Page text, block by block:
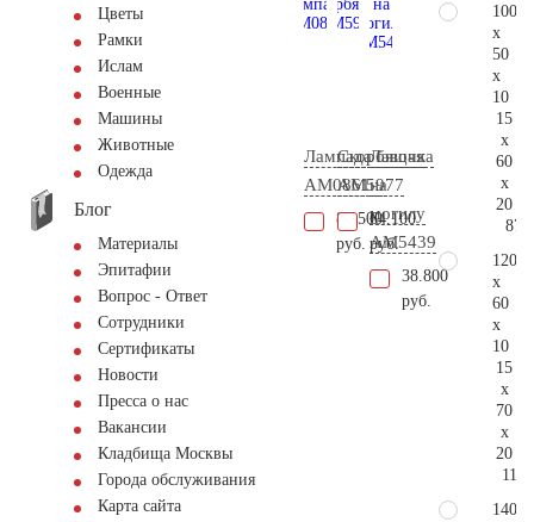
Цветы
Рамки
Ислам
Военные
Машины
Животные
Одежда
Блог
Материалы
Эпитафии
Вопрос - Ответ
Сотрудники
Сертификаты
Новости
Пресса о нас
Вакансии
Кладбища Москвы
Города обслуживания
Карта сайта
Лампада
AM0861
86.500
руб.
Скорбящая
AM5977
64.100
руб.
Лавочка
на
могилу
AM5439
38.800
руб.
100
x
50
x
10
15
x
60
x
20
120
x
60
x
10
15
x
70
x
20
140